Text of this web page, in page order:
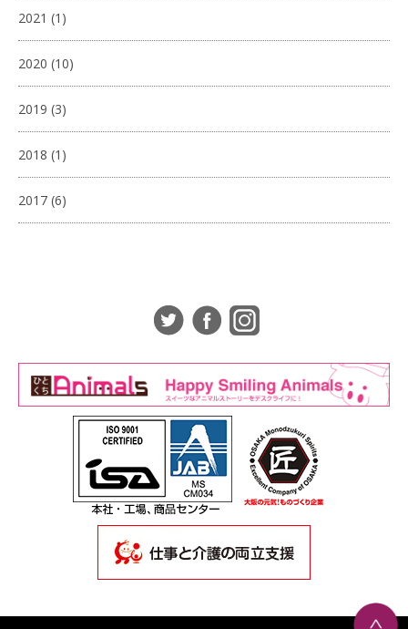
2021 (1)
2020 (10)
2019 (3)
2018 (1)
2017 (6)